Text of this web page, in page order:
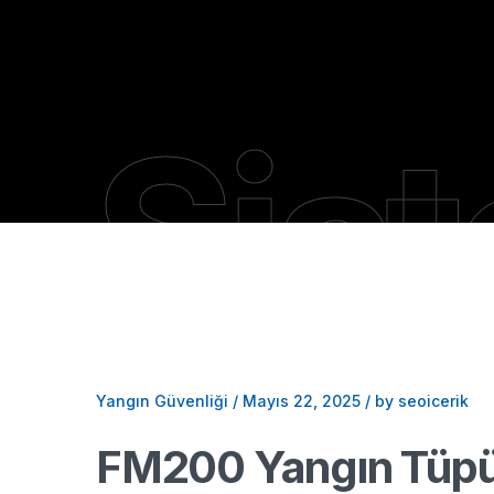
Yangın Güvenliği / Mayıs 22, 2025 / by seoicerik
FM200 Yangın